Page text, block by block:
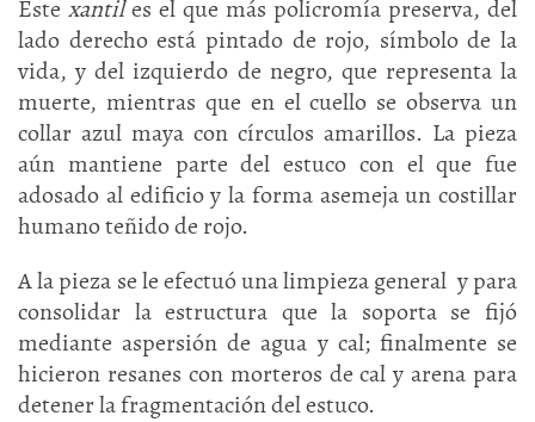
Este xantiles el que más policromía preserva, del
lado derecho está pintado de rojo, símbolo de la
vida, y del izquierdo de negro, que representa la
muerte, mientras que en el cuello se observa un
collar azul maya con círculos amarillos. La pieza
aún mantiene parte del estuco con el que fue
adosado al edificio y la forma asemeja un costillar
humano teñido de rojo.
A la pieza se le efectuó una limpieza general y para
consolidar la estructura que la soporta se fijó
mediante aspersión de agua y cal; finalmente se
hicieron resanes con morteros de cal y arena para
detener la fragmentación del estuco.